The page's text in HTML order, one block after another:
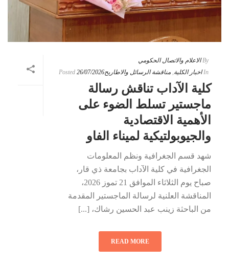
By الاعلام والاتصال الحكومي
In اخبار الكلية, مناقشة الرسائل والاطاريح Posted 26/07/2026
كلية الآداب تناقش رسالة
ماجستير تسلط الضوء على
الأهمية الاقتصادية
والجيوبولتيكية لميناء الفاو
شهد قسم الجغرافية ونظم المعلومات
الجغرافية في كلية الآداب بجامعة ذي قار،
صباح يوم الثلاثاء الموافق 21 تموز 2026،
المناقشة العلنية لرسالة الماجستير المقدمة
من الباحثة زينب عبد الحسين رشاك، [...]
READ MORE